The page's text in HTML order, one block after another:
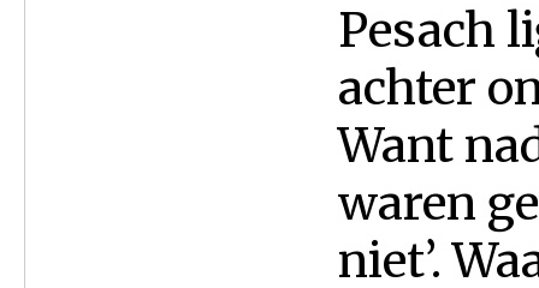
Pesach
achter
Want
waren
niet’.